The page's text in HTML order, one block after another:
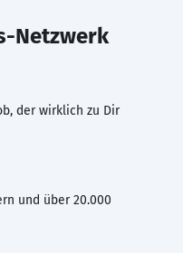
Netzwerk
der wirklich zu Dir
und über 20.000